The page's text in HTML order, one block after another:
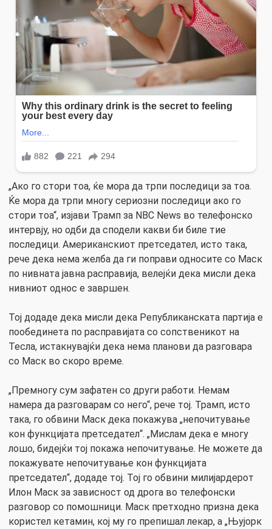
„Ако го стори тоа, ќе мора да трпи последици за тоа.
Ќе мора да трпи многу сериозни последици ако го
стори тоа“, изјави Трамп за NBC News во телефонско
интервју, но одби да сподели какви би биле тие
последици. Американскиот претседател, исто така,
рече дека нема желба да ги поправи односите со Маск
по нивната јавна расправија, велејќи дека мисли дека
нивниот однос е завршен.
Тој додаде дека мисли дека Републиканската партија е
пообединета по расправијата со сопственикот на
Тесла, истакнувајќи дека нема планови да разговара
со Маск во скоро време.
„Премногу сум зафатен со други работи. Немам
намера да разговарам со него“, рече тој. Трамп, исто
така, го обвини Маск дека покажува „непочитување
кон функцијата претседател“. „Мислам дека е многу
лошо, бидејќи тој покажа непочитување. Не можете да
покажувате непочитување кон функцијата
претседател“, додаде тој. Тој го обвини милијардерот
Илон Маск за зависност од дрога во телефонски
разговор со помошници. Маск претходно призна дека
користел кетамин, кој му го препишал лекар, а „Њујорк